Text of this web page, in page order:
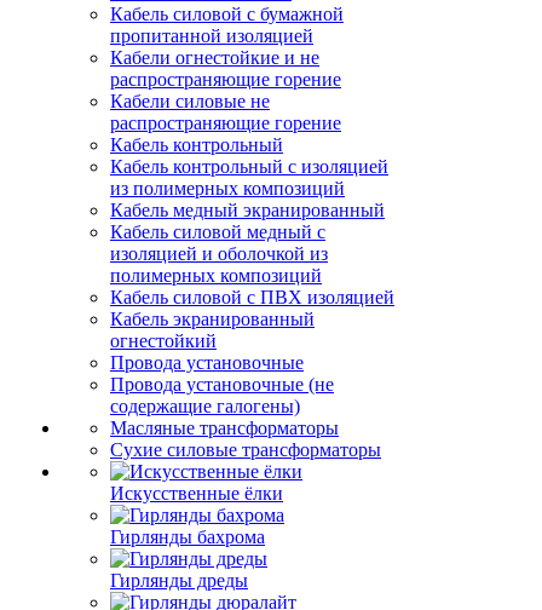
Кабель силовой с бумажной
пропитанной изоляцией
Кабели огнестойкие и не
распространяющие горение
Кабели силовые не
распространяющие горение
Кабель контрольный
Кабель контрольный с изоляцией
из полимерных композиций
Кабель медный экранированный
Кабель силовой медный с
изоляцией и оболочкой из
полимерных композиций
Кабель силовой с ПВХ изоляцией
Кабель экранированный
огнестойкий
Провода установочные
Провода установочные (не
содержащие галогены)
Масляные трансформаторы
Сухие силовые трансформаторы
Искусственные ёлки
Гирлянды бахрома
Гирлянды дреды